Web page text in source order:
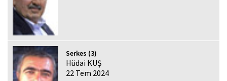
Serkes (3)
Hüdai KUŞ
22 Tem 2024